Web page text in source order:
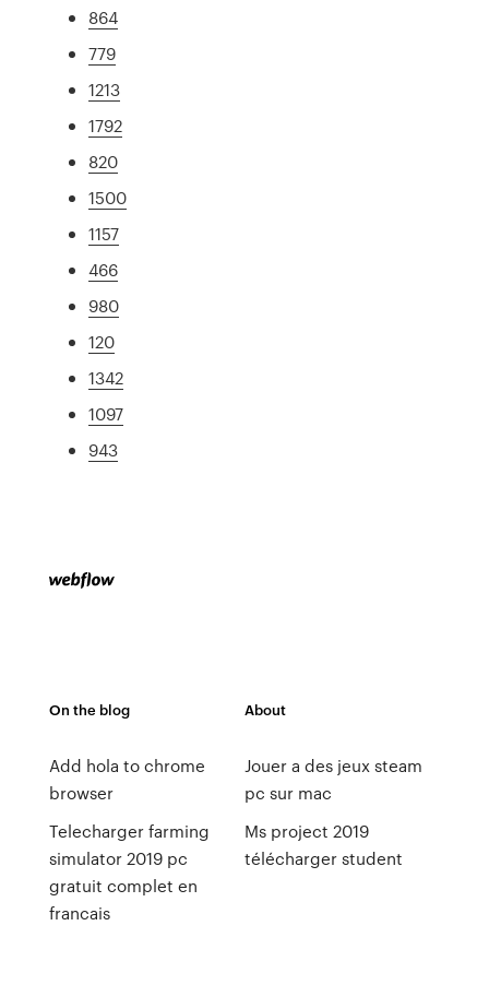
864
779
1213
1792
820
1500
1157
466
980
120
1342
1097
943
On the blog
Add hola to chrome
browser
Telecharger farming
simulator 2019 pc
gratuit complet en
francais
About
Jouer a des jeux steam
pc sur mac
Ms project 2019
télécharger student